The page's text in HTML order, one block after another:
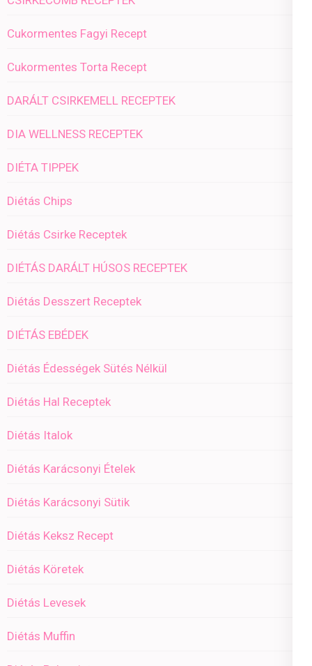
Cukormentes Fagyi Recept
Cukormentes Torta Recept
DARÁLT CSIRKEMELL RECEPTEK
DIA WELLNESS RECEPTEK
DIÉTA TIPPEK
Diétás Chips
Diétás Csirke Receptek
DIÉTÁS DARÁLT HÚSOS RECEPTEK
Diétás Desszert Receptek
DIÉTÁS EBÉDEK
Diétás Édességek Sütés Nélkül
Diétás Hal Receptek
Diétás Italok
Diétás Karácsonyi Ételek
Diétás Karácsonyi Sütik
Diétás Keksz Recept
Diétás Köretek
Diétás Levesek
Diétás Muffin